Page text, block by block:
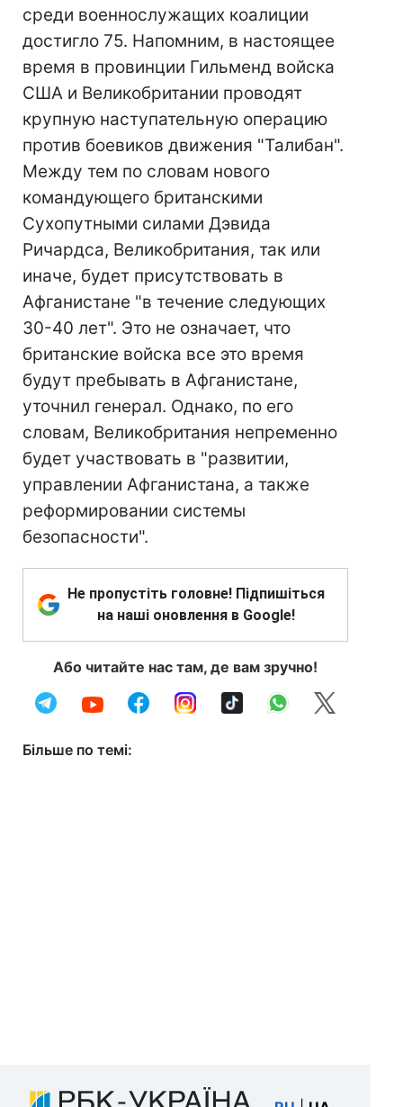
среди военнослужащих коалиции
достигло 75. Напомним, в настоящее
время в провинции Гильменд войска
США и Великобритании проводят
крупную наступательную операцию
против боевиков движения "Талибан".
Между тем по словам нового
командующего британскими
Сухопутными силами Дэвида
Ричардса, Великобритания, так или
иначе, будет присутствовать в
Афганистане "в течение следующих
30-40 лет". Это не означает, что
британские войска все это время
будут пребывать в Афганистане,
уточнил генерал. Однако, по его
словам, Великобритания непременно
будет участвовать в "развитии,
управлении Афганистана, а также
реформировании системы
безопасности".
Не пропустіть головне! Підпишіться
на наші оновлення в Google!
Або читайте нас там, де вам зручно!
Більше по темі: